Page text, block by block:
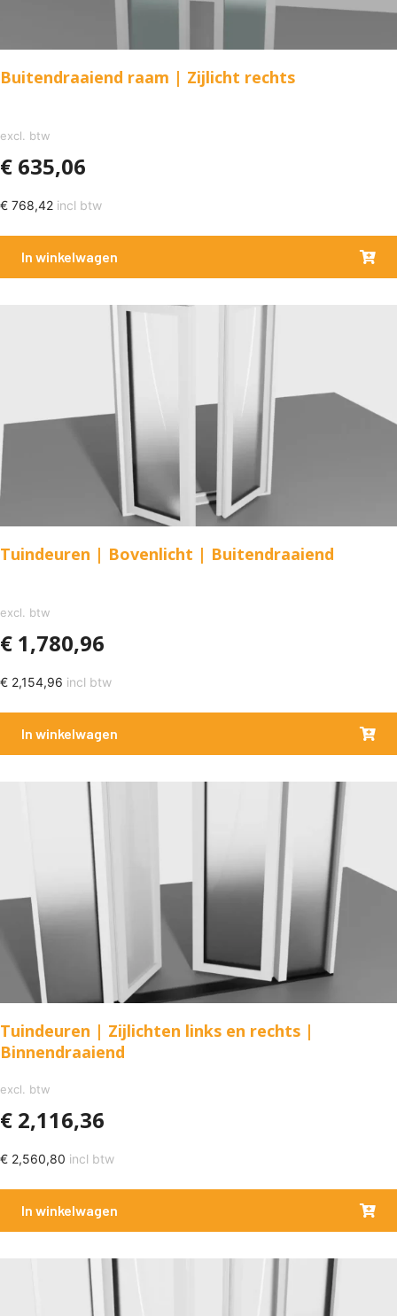
Buitendraaiend raam | Zijlicht rechts
excl. btw
€ 635,06
€ 768,42 incl btw
In winkelwagen
Tuindeuren | Bovenlicht | Buitendraaiend
excl. btw
€ 1,780,96
€ 2,154,96 incl btw
In winkelwagen
Tuindeuren | Zijlichten links en rechts |
Binnendraaiend
excl. btw
€ 2,116,36
€ 2,560,80 incl btw
In winkelwagen